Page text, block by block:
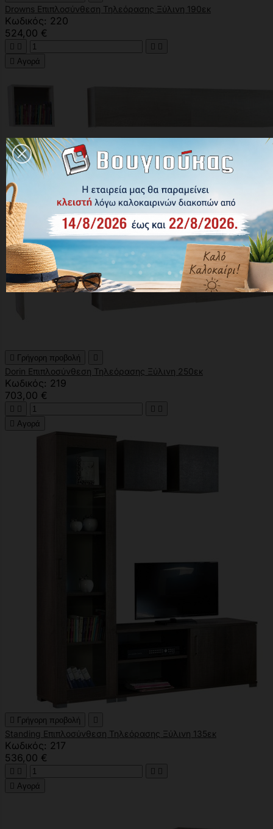
Drowns Επιπλοσύνθεση Τηλεόρασης Ξύλινη 190εκ
Κωδικός: 220
524,00 €
   
 Αγορά
 Γρήγορη προβολή 
Dorin Επιπλοσύνθεση Τηλεόρασης Ξύλινη 250εκ
Κωδικός: 219
703,00 €
   
 Αγορά
 Γρήγορη προβολή 
Standing Επιπλοσύνθεση Τηλεόρασης Ξύλινη 135εκ
Κωδικός: 217
536,00 €
   
 Αγορά